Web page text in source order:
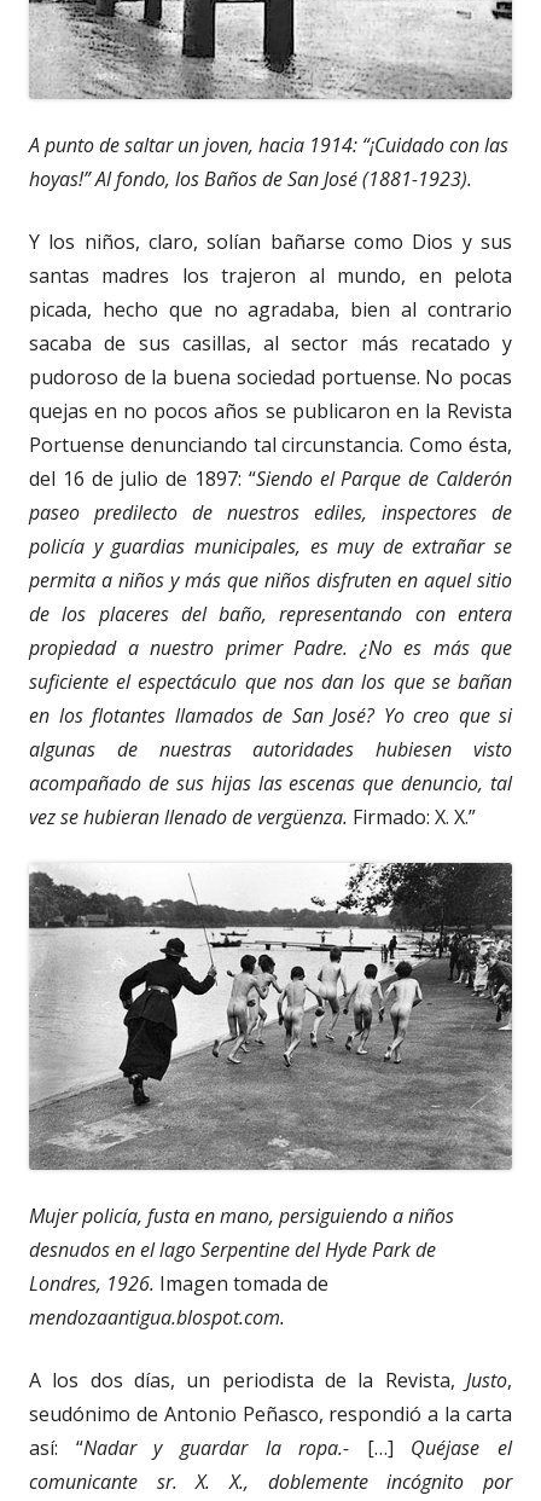
A punto de saltar un joven, hacia 1914: “¡Cuidado con las
hoyas!” Al fondo, los Baños de San José (1881-1923).
Y los niños, claro, solían bañarse como Dios y sus
santas madres los trajeron al mundo, en pelota
picada, hecho que no agradaba, bien al contrario
sacaba de sus casillas, al sector más recatado y
pudoroso de la buena sociedad portuense. No pocas
quejas en no pocos años se publicaron en la Revista
Portuense denunciando tal circunstancia. Como ésta,
del 16 de julio de 1897: “Siendo el Parque de Calderón
paseo predilecto de nuestros ediles, inspectores de
policía y guardias municipales, es muy de extrañar se
permita a niños y más que niños disfruten en aquel sitio
de los placeres del baño, representando con entera
propiedad a nuestro primer Padre. ¿No es más que
suficiente el espectáculo que nos dan los que se bañan
en los flotantes llamados de San José? Yo creo que si
algunas de nuestras autoridades hubiesen visto
acompañado de sus hijas las escenas que denuncio, tal
vez se hubieran llenado de vergüenza. Firmado: X. X.”
Mujer policía, fusta en mano, persiguiendo a niños
desnudos en el lago Serpentine del Hyde Park de
Londres, 1926. Imagen tomada de
mendozaantigua.blospot.com.
A los dos días, un periodista de la Revista, Justo,
seudónimo de Antonio Peñasco, respondió a la carta
así: “Nadar y guardar la ropa.- […] Quéjase el
comunicante sr. X. X., doblemente incógnito por